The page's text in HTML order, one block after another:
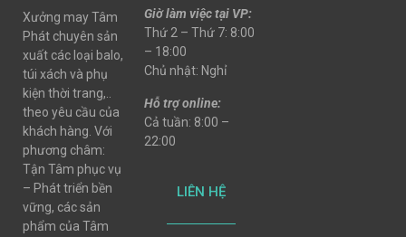
Xưởng may Tâm
Phát chuyên sản
xuất các loại balo,
túi xách và phụ
kiện thời trang,..
theo yêu cầu của
khách hàng. Với
phương châm:
Tận Tâm phục vụ
– Phát triển bền
vững, các sản
phẩm của Tâm
Giờ làm việc tại VP:
Thứ 2 – Thứ 7: 8:00
– 18:00
Chủ nhật: Nghỉ
Hỗ trợ online:
Cả tuần: 8:00 –
22:00
LIÊN HỆ